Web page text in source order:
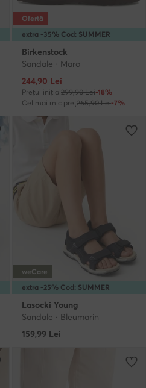
extra -35% Cod: SUMMER
Ofertă
Birkenstock
Sandale · Maro
Prețul actual
244,90 Lei
Prețul inițial299,90 Lei-18%
Cel mai mic preț265,90 Lei-7%
extra -25% Cod: SUMMER
weCare
Lasocki Young
Sandale · Bleumarin
159,99 Lei